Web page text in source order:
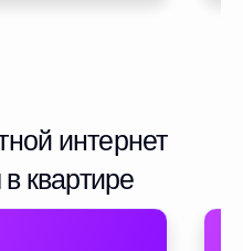
интернет
квартире